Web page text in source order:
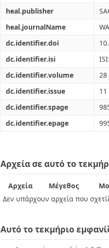
heal.publisher
heal.journalName
dc.identifier.doi
dc.identifier.isi
dc.identifier.volume
28
dc.identifier.issue
11
dc.identifier.spage
dc.identifier.epage
Αρχεία σε αυτό το
Αρχεία Μέγεθος
Δεν υπάρχουν αρχεία που
Αυτό το τεκμήριο